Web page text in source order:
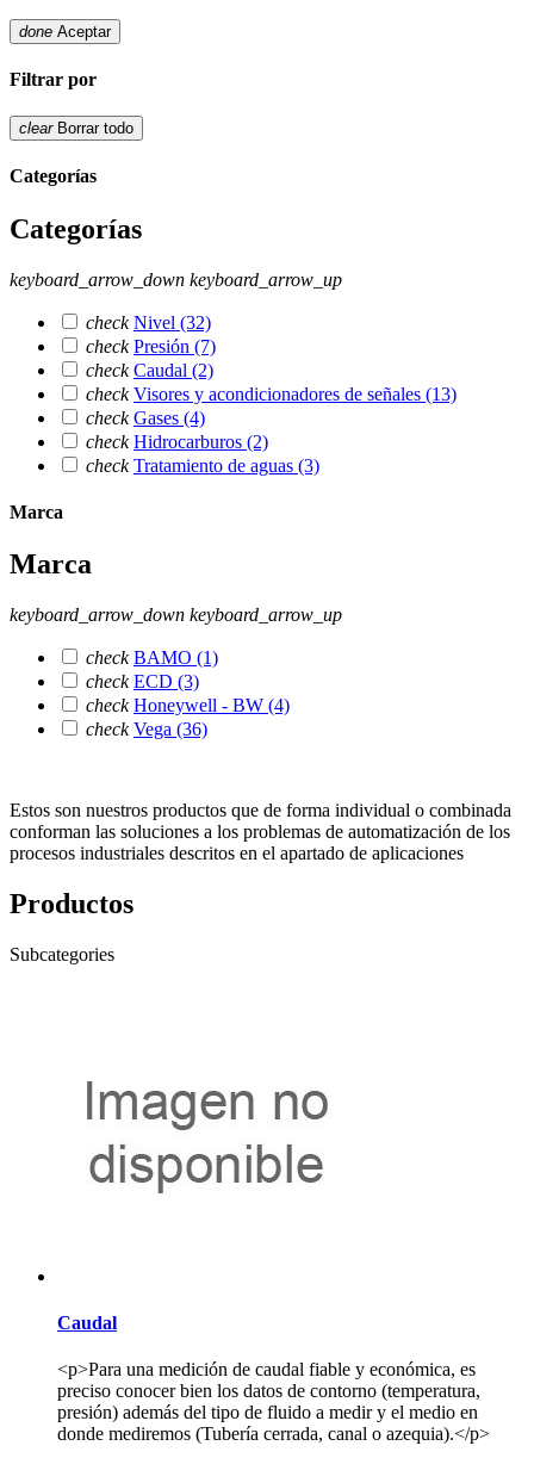
done Aceptar
Filtrar por
clear Borrar todo
Categorías
Categorías
keyboard_arrow_down keyboard_arrow_up
check Nivel (32)
check Presión (7)
check Caudal (2)
check Visores y acondicionadores de señales (13)
check Gases (4)
check Hidrocarburos (2)
check Tratamiento de aguas (3)
Marca
Marca
keyboard_arrow_down keyboard_arrow_up
check BAMO (1)
check ECD (3)
check Honeywell - BW (4)
check Vega (36)
Estos son nuestros productos que de forma individual o combinada
conforman las soluciones a los problemas de automatización de los
procesos industriales descritos en el apartado de aplicaciones
Productos
Subcategories
Caudal
<p>Para una medición de caudal fiable y económica, es
preciso conocer bien los datos de contorno (temperatura,
presión) además del tipo de fluido a medir y el medio en
donde mediremos (Tubería cerrada, canal o azequia).</p>